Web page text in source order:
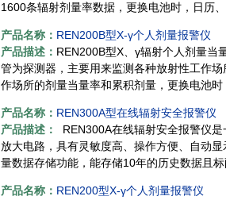
1600条辐射剂量率数据，更换电池时，日历
产品名称： REN200B型X-γ个人剂量报警仪
产品描述： REN200B型X、γ辐射个人剂量当
管为探测器，主要用来监测各种放射性工作
作场所的剂量当量率和累积剂量，更换电池
产品名称： REN300A型在线辐射安全报警仪
产品描述：
REN300A在线辐射安全报警仪
放大电路，具有灵敏度高、操作方便、自动
量数据存储功能，能存储10年的历史数据且
产品名称： REN200型X-γ个人剂量报警仪